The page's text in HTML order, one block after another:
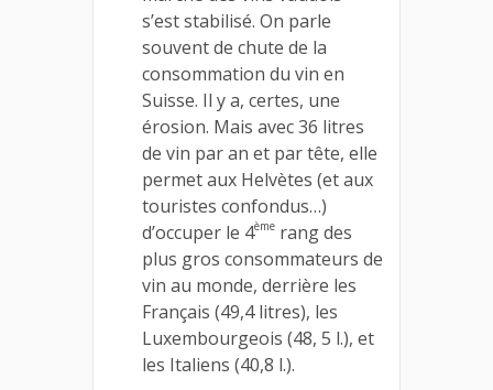
s’est stabilisé. On parle
souvent de chute de la
consommation du vin en
Suisse. Il y a, certes, une
érosion. Mais avec 36 litres
de vin par an et par tête, elle
permet aux Helvètes (et aux
touristes confondus…)
d’occuper le 4ème rang des
plus gros consommateurs de
vin au monde, derrière les
Français (49,4 litres), les
Luxembourgeois (48, 5 l.), et
les Italiens (40,8 l.).